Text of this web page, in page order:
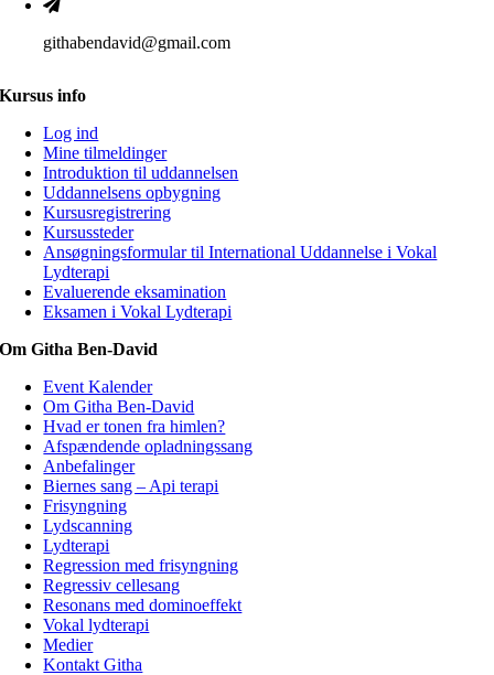
githabendavid@gmail.com
Kursus info
Log ind
Mine tilmeldinger
Introduktion til uddannelsen
Uddannelsens opbygning
Kursusregistrering
Kursussteder
Ansøgningsformular til International Uddannelse i Vokal
Lydterapi
Evaluerende eksamination
Eksamen i Vokal Lydterapi
Om Githa Ben-David
Event Kalender
Om Githa Ben-David
Hvad er tonen fra himlen?
Afspændende opladningssang
Anbefalinger
Biernes sang – Api terapi
Frisyngning
Lydscanning
Lydterapi
Regression med frisyngning
Regressiv cellesang
Resonans med dominoeffekt
Vokal lydterapi
Medier
Kontakt Githa